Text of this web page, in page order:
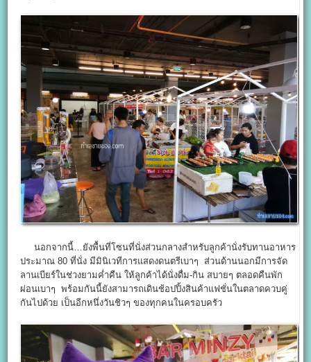
นอกจากนี้…ยังพื้นที่โซนที่นั่งส่วนกลางสำหรับลูกค้านั่งรับทานอาหาร
ประมาณ 80 ที่นั่ง มีมินิเวทีการแสดงดนตรีเบาๆ ส่วนด้านนอกมีการจัด
ลานเบียร์ในช่วงยามค่ำคืน ให้ลูกค้าได้นั่งดื่ม-กิน สบายๆ ตลอดคืนพัก
ผ่อนเบาๆ พร้อมกันนี้ยังสามารถเดินช้อปปิ้งสินค้าแฟชั่นในตลาดควบคู่
กันไปด้วย เป็นอีกหนึ่งวันชิวๆ ของทุกคนในครอบครัว